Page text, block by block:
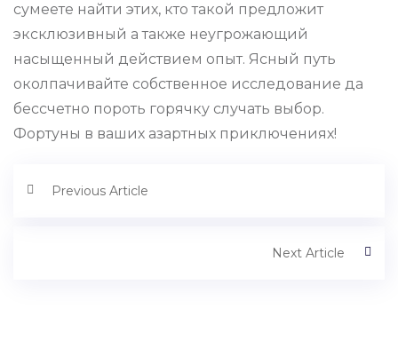
сумеете найти этих, кто такой предложит
эксклюзивный а также неугрожающий
насыщенный действием опыт. Ясный путь
околпачивайте собственное исследование да
бессчетно пороть горячку случать выбор.
Фортуны в ваших азартных приключениях!
Previous Article
Next Article